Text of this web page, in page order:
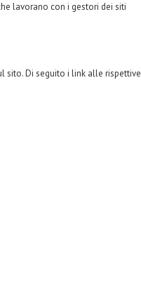
lavorano con i gestori dei siti
sito. Di seguito i link alle rispettive